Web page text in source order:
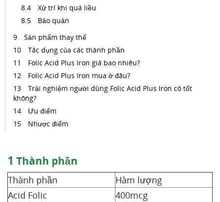
Xử trí khi quá liều
Bảo quản
Sản phẩm thay thế
Tác dụng của các thành phần
Folic Acid Plus Iron giá bao nhiêu?
Folic Acid Plus Iron mua ở đâu?
Trải nghiệm người dùng Folic Acid Plus Iron có tốt
không?
Ưu điểm
Nhược điểm
1 Thành phần
Thành phần
Hàm lượng
Acid Folic
400mcg